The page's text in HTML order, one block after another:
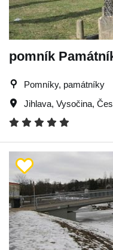
pomník
Pomníky, památníky
Jihlava, Vysočina,